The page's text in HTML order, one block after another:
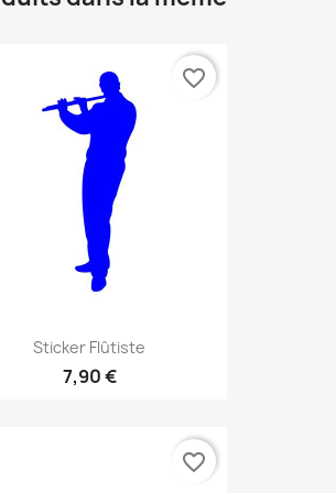
Sticker Flûtiste
7,90 €
favorite_border
favorite_border